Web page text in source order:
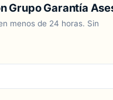
Grupo Garantía
menos de 24 horas. Sin